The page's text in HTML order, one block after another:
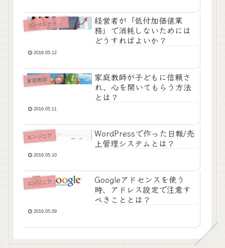
コ
ンサルティング
経営者が「低付加価値業
務」で消耗しないためには
どうすればよいか？
2016.05.12
家庭教師
家庭教師が子どもに信頼さ
れ、心を開いてもらう方法
とは？
2016.05.11
エンジニア
WordPressで作った日報/売
上管理システムとは？
2016.05.10
エンジニア
Googleアドセンスを使う
時、アドレス設定で注意す
べきこととは？
2016.05.09